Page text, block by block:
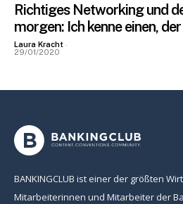
Richtiges Networking und
morgen: Ich kenne einen,
Laura Kracht -
29/01/2020
BANKINGCLUB ist einer der größten
Mitarbeiterinnen und Mitarbeiter der